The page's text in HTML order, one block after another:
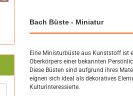
Bach Büste - Miniatur
Eine Ministurbüste aus Kunststoff ist
Oberkörpers einer bekannten
Diese Büsten sind aufgrund ihres
eignen sich ideal als dekoratives
Kulturinteressierte.